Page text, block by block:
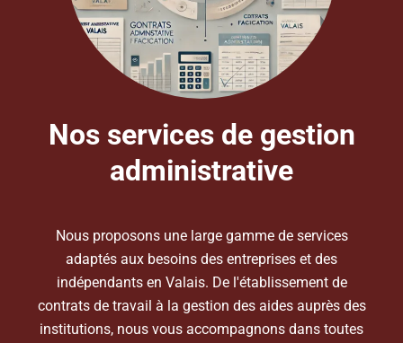
Nos services de gestion
administrative
Nous proposons une large gamme de services
adaptés aux besoins des entreprises et des
indépendants en Valais. De l'établissement de
contrats de travail à la gestion des aides auprès des
institutions, nous vous accompagnons dans toutes